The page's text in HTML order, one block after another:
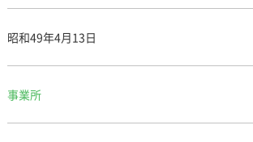
昭和49年4月13日
事業所